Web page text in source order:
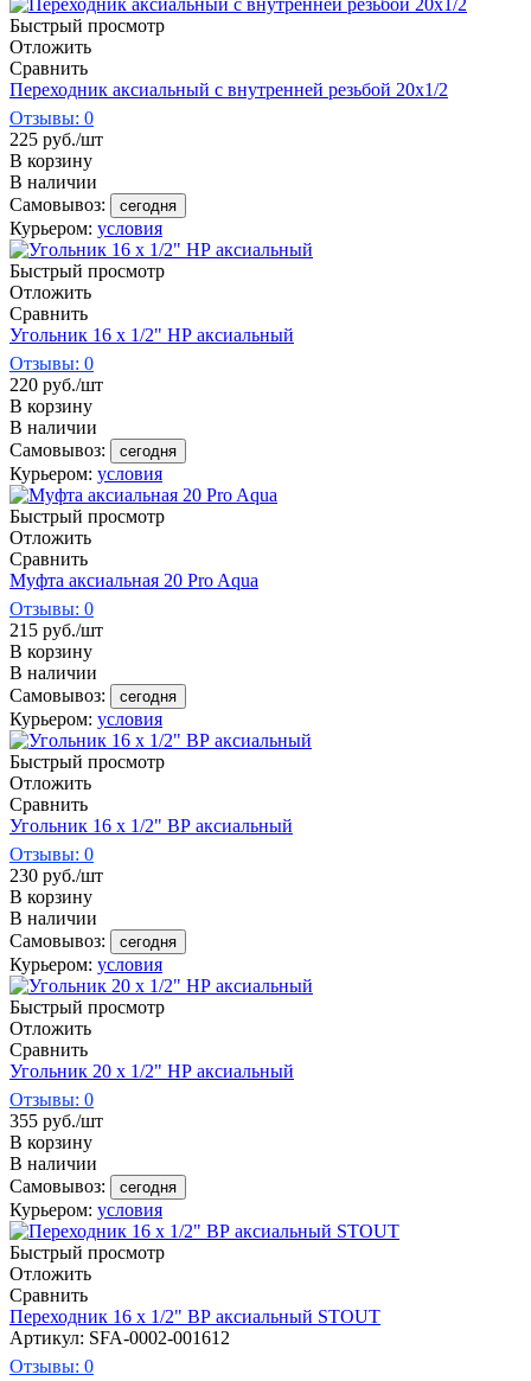
Быстрый просмотр
Отложить
Сравнить
Переходник аксиальный с внутренней резьбой 20х1/2
Отзывы: 0
225 руб./шт
В корзину
В наличии
Самовывоз:
сегодня
Курьером: условия
Быстрый просмотр
Отложить
Сравнить
Угольник 16 х 1/2" НР аксиальный
Отзывы: 0
220 руб./шт
В корзину
В наличии
Самовывоз:
сегодня
Курьером: условия
Быстрый просмотр
Отложить
Сравнить
Муфта аксиальная 20 Pro Aqua
Отзывы: 0
215 руб./шт
В корзину
В наличии
Самовывоз:
сегодня
Курьером: условия
Быстрый просмотр
Отложить
Сравнить
Угольник 16 х 1/2" ВР аксиальный
Отзывы: 0
230 руб./шт
В корзину
В наличии
Самовывоз:
сегодня
Курьером: условия
Быстрый просмотр
Отложить
Сравнить
Угольник 20 х 1/2" НР аксиальный
Отзывы: 0
355 руб./шт
В корзину
В наличии
Самовывоз:
сегодня
Курьером: условия
Быстрый просмотр
Отложить
Сравнить
Переходник 16 х 1/2" ВР аксиальный STOUT
Артикул: SFA-0002-001612
Отзывы: 0